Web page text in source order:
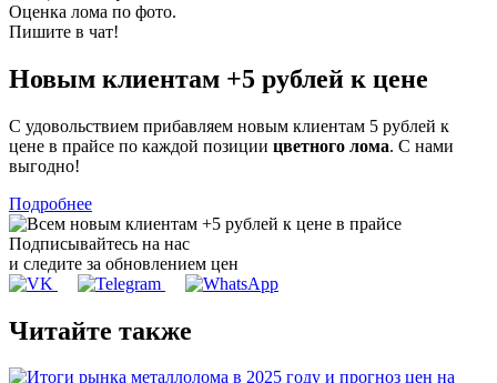
Оценка лома по фото.
Пишите в чат!
Новым клиентам +5 рублей к цене
С удовольствием прибавляем новым клиентам 5 рублей к
цене в прайсе по каждой позиции цветного лома. С нами
выгодно!
Подробнее
Подписывайтесь на нас
и следите за обновлением цен
Читайте также